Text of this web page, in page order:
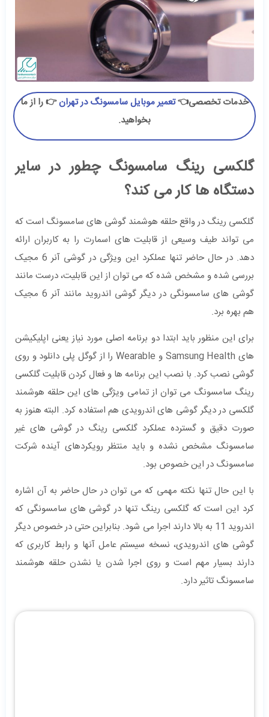
خدمات تخصصی👈تعمیر موبایل سامسونگ در تهران👉 را از ما
بخواهید.
گلکسی رینگ سامسونگ چطور در سایر
دستگاه ها کار می کند؟
گلکسی رینگ در واقع حلقه هوشمند گوشی های سامسونگ است که
می تواند طیف وسیعی از قابلیت های اسمارت را به کاربران ارائه
دهد. در حال حاضر تنها عملکرد این ویژگی در گوشی آنر 6 مجیک
بررسی شده و مشخص شده که می توان از این قابلیت، درست مانند
گوشی های سامسونگی در دیگر گوشی اندروید مانند آنر 6 مجیک
هم بهره برد.
برای این منظور باید ابتدا دو برنامه اصلی مورد نیاز یعنی اپلیکیشن‌
های Samsung Health و Wearable را از گوگل پلی دانلود و روی
گوشی نصب کرد. با نصب این برنامه ها و فعال کردن قابلیت گلکسی
رینگ سامسونگ می توان از تمامی ویژگی های این حلقه هوشمند
گلکسی در دیگر گوشی های اندرویدی هم استفاده کرد. البته هنوز به
صورت دقیق و گسترده عملکرد گلکسی رینگ در گوشی های غیر
سامسونگ مشخص نشده و باید منتظر رویکردهای آینده شرکت
سامسونگ در این خصوص بود.
با این حال تنها نکته مهمی که می توان در حال حاضر به آن اشاره
کرد این است که گلکسی رینگ تنها در گوشی های سامسونگی که
اندروید 11 به بالا دارند اجرا می شود. بنابراین حتی در خصوص دیگر
گوشی های اندرویدی، نسخه سیستم عامل آنها و رابط کاربری که
دارند بسیار مهم است و روی اجرا شدن یا نشدن حلقه هوشمند
سامسونگ تاثیر دارد.